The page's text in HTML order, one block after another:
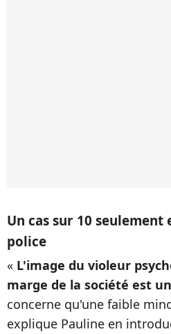
Un cas sur 10 seulement
police
« L'image du violeur
marge de la société est
concerne qu'une faible
explique Pauline en